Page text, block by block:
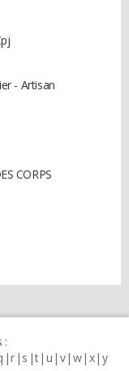
- Artisan
CORPS
:
r s t u v w x y